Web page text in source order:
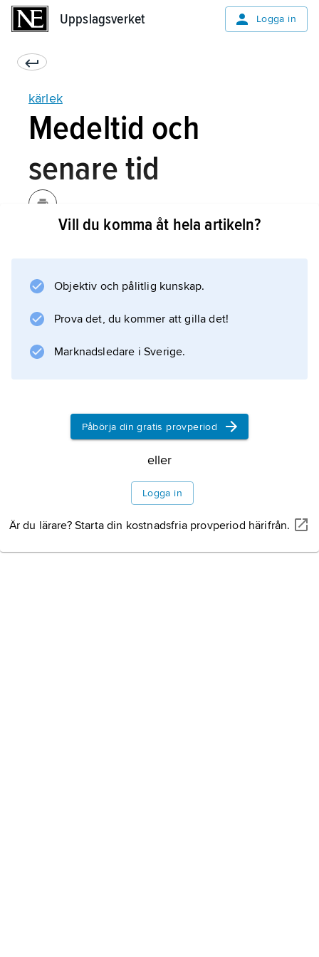
Uppslagsverket Logga in
kärlek
Medeltid och
senare tid
känslorna i västerländsk kultur. Den har sedan
1700-talet utgjort huvudtema i
romanlitteraturen, och under 1900-talet har
populärkulturen i alla dess former. Olika
Information om artikeln
Vill du komma åt hela artikeln?
Objektiv och pålitlig kunskap.
Prova det, du kommer att gilla det!
Marknadsledare i Sverige.
Påbörja din gratis provperiod
eller
Logga in
Är du lärare? Starta din kostnadsfria provperiod härifrån.